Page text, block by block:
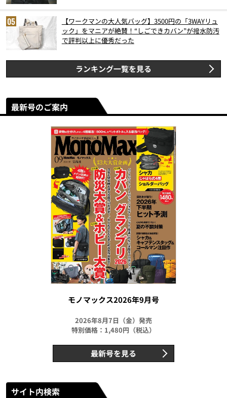
【ワークマンの大人気バッグ】3500円の「3WAYリュ
ック」をマニアが絶賛！“しごできカバン”が撥水防汚
で評判以上に優秀だった
ランキング一覧を見る
最新号のご案内
モノマックス2026年9月号
2026年8月7日（金）発売
特別価格：1,480円（税込）
最新号を見る
サイト内検索